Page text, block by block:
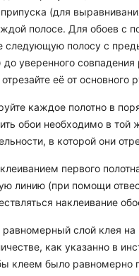
припуска (для
полосе. Для обоев с
следующую полосу с
до уверенного совпадения
её от основного
каждое полотно в
обои необходимо в той
в которой они
первого
линию (при помощи
наклеивание
равномерный слой клея на
как указанно в
клеем было равномерно